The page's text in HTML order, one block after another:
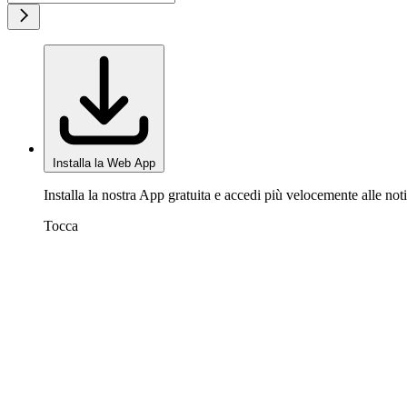
Installa la Web App
Installa la nostra App gratuita e accedi più velocemente alle
Tocca